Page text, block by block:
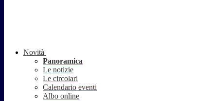
Novità
Panoramica
Le notizie
Le circolari
Calendario eventi
Albo online